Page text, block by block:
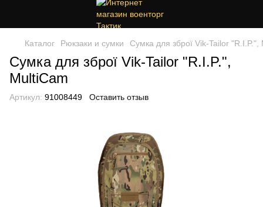
Каталог Рюкзаки и сумки Сумка для зброї Vik-Tailor "R.I.P.",
Сумка для зброї Vik-Tailor "R.I.P.",
MultiCam
Артикул: 91008449 Оставить отзыв